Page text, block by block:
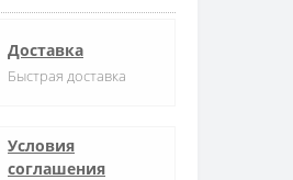
Доставка
Быстрая доставка
Условия
соглашения